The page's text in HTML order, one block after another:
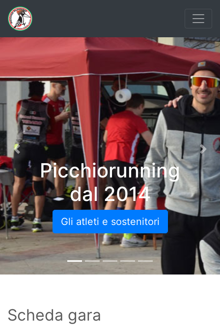
Picchiorunning
dal 2014
Gli atleti e sostenitori
Previous
Scheda gara